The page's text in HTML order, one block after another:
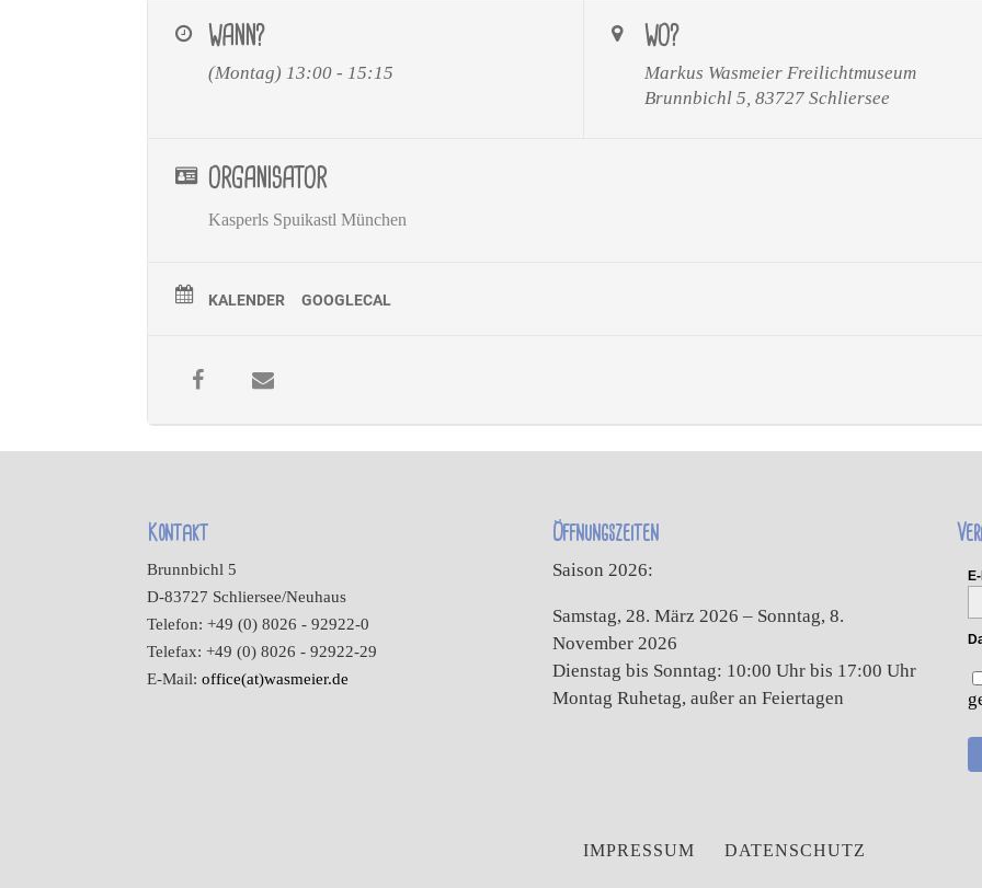
WANN?
(Montag) 13:00 - 15:15
WO?
Markus Wasmeier Freilichtmuseum
Brunnbichl 5, 83727 Schliersee
ORGANISATOR
Kasperls Spuikastl München
KALENDER GOOGLECAL
Kontakt
Brunnbichl 5
D-83727 Schliersee/Neuhaus
Telefon: +49 (0) 8026 - 92922-0
Telefax: +49 (0) 8026 - 92922-29
E-Mail:office(at)wasmeier.de
Öffnungszeiten
Saison 2026:
Samstag, 28. März 2026 – Sonntag, 8.
November 2026
Dienstag bis Sonntag: 10:00 Uhr bis 17:00 Uhr
Montag Ruhetag, außer an Feiertagen
IMPRESSUM DATENSCHUTZ